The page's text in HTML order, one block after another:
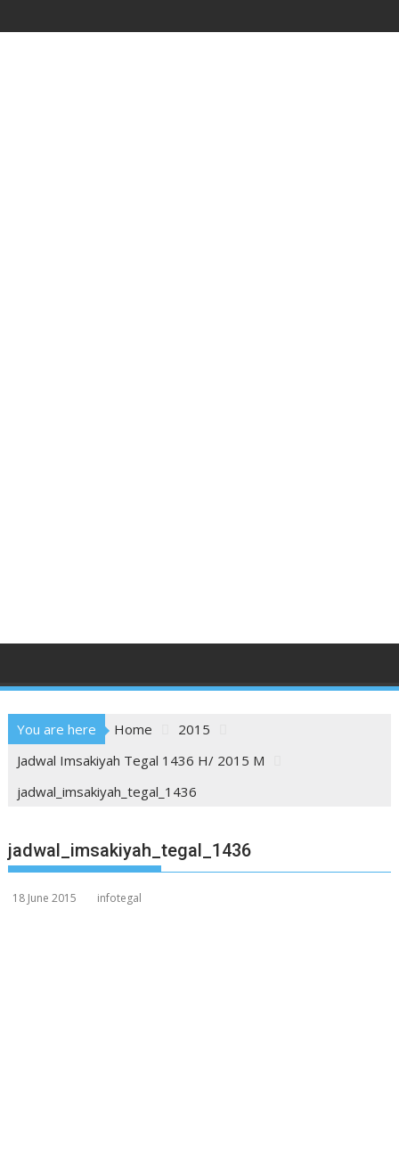
to
You are here Home
2015
Jadwal Imsakiyah Tegal 1436 H/ 2015 M
jadwal_imsakiyah_tegal_1436
jadwal_imsakiyah_tegal_1436
18 June 2015 infotegal